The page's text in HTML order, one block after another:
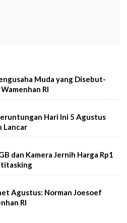
Muda yang Disebut-
RI
Hari Ini 5 Agustus
Lancar
dan Kamera Jernih Harga Rp1
Agustus: Norman Joesoef
RI